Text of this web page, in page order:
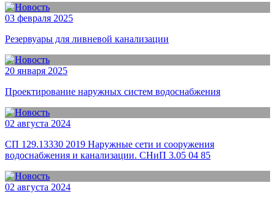
03 февраля 2025
Резервуары для ливневой канализации
20 января 2025
Проектирование наружных систем водоснабжения
02 августа 2024
СП 129.13330 2019 Наружные сети и сооружения
водоснабжения и канализации. СНиП 3.05 04 85
02 августа 2024